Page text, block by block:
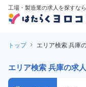
工場・製造業の求人を探すなら
トップ エリア検索 兵庫
エリア検索 兵庫の求